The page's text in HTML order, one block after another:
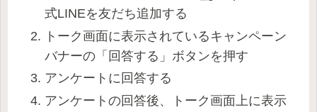
式LINEを友だち追加する
トーク画面に表示されているキャンペーン
バナーの「回答する」ボタンを押す
アンケートに回答する
アンケートの回答後、トーク画面上に表示